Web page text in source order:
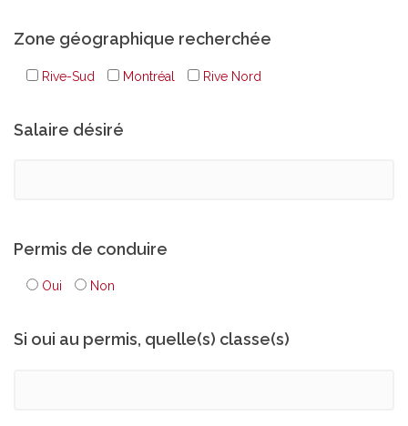
Zone géographique recherchée
Rive-Sud Montréal Rive Nord
Salaire désiré
Permis de conduire
Oui Non
Si oui au permis, quelle(s) classe(s)